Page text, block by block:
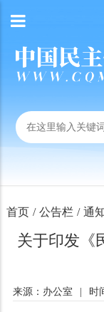
首页 / 公告栏 / 通
关于印发《
来源：办公室 时